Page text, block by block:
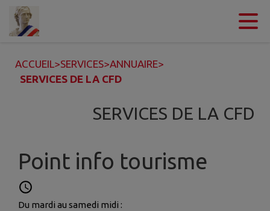
Contenu
ACCUEIL>SERVICES>ANNUAIRE>
SERVICES DE LA CFD
SERVICES DE LA CFD
Point info tourisme
Du mardi au samedi midi :